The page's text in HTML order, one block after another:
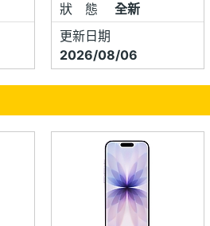
狀 態
全新
更新日期
2026/08/06